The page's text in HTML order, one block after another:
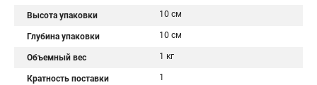
Высота упаковки 10 см
Глубина упаковки 10 см
Объемный вес 1 кг
Кратность поставки 1